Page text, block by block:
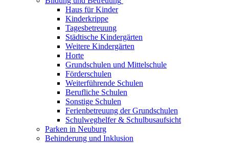
Haus für Kinder
Kinderkrippe
Tagesbetreuung
Städtische Kindergärten
Weitere Kindergärten
Horte
Grundschulen und Mittelschule
Förderschulen
Weiterführende Schulen
Berufliche Schulen
Sonstige Schulen
Ferienbetreuung der Grundschulen
Schulweghelfer & Schulbusaufsicht
Parken in Neuburg
Behinderung und Inklusion